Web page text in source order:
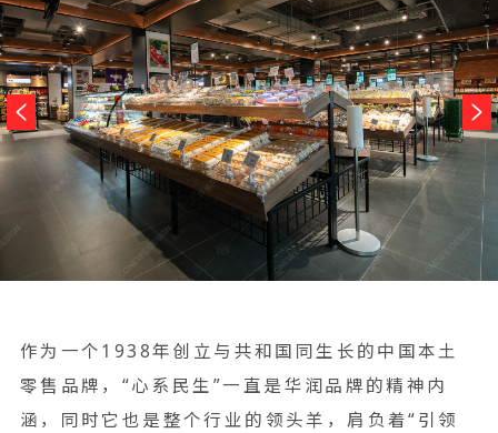
作为一个1938年创立与共和国同生长的中国本土
零售品牌，“心系民生”一直是华润品牌的精神内
涵，同时它也是整个行业的领头羊，肩负着“引领